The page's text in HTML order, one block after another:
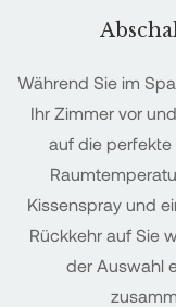
Während Sie im
Ihr Zimmer vor
auf die
Kissenspray und
Rückkehr auf Sie
der Auswahl